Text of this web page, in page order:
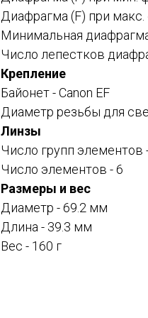
Диафрагма (F) при
Минимальная
Число лепестков
Крепление
Байонет -Canon EF
Диаметр резьбы для
Линзы
Число групп элементов
Число элементов - 6
Размеры и вес
Диаметр - 69.2 мм
Длина - 39.3 мм
Вес - 160 г